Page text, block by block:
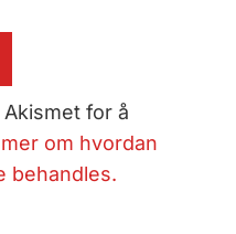
for å
om hvordan
behandles.